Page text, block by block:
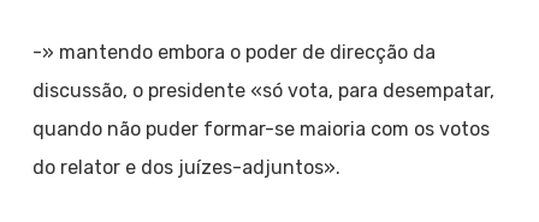
-» mantendo embora o poder de direcção da
discussão, o presidente «só vota, para desempatar,
quando não puder formar-se maioria com os votos
do relator e dos juízes-adjuntos».